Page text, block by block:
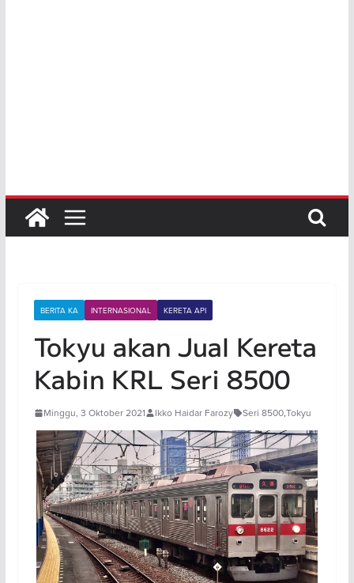
BERITA KA INTERNASIONAL KERETA API
Tokyu akan Jual Kereta
Kabin KRL Seri 8500
Minggu, 3 Oktober 2021 Ikko Haidar Farozy Seri 8500,Tokyu